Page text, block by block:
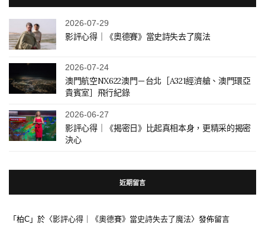
2026-07-29
影評心得｜《奧德賽》當史詩失去了魔法
2026-07-24
澳門航空NX622澳門－台北［A321經濟艙、澳門環亞
貴賓室］飛行紀錄
2026-06-27
影評心得｜《揭密日》比起真相本身，更精采的揭密
決心
近期留言
「柏C 」於〈影評心得｜《奧德賽》當史詩失去了魔法〉發佈留言